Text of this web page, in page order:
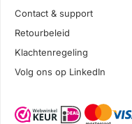
Contact & support
Retourbeleid
Klachtenregeling
Volg ons op LinkedIn